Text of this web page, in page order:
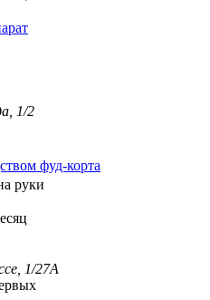
1/2
фуд-корта
руки
1/27А